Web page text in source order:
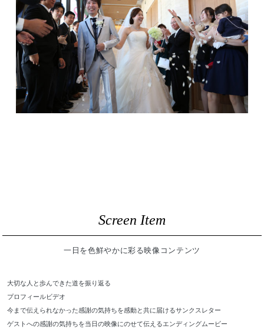
Screen Item
一日を色鮮やかに彩る映像コンテンツ
大切な人と歩んできた道を振り返る
プロフィールビデオ
今まで伝えられなかった感謝の気持ちを感動と共に届けるサンクスレター
ゲストへの感謝の気持ちを当日の映像にのせて伝えるエンディングムービー